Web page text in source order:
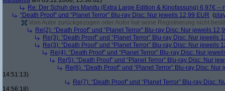
Re: Der Schuh des Manitu (Extra Large Edition & Kinofassung) 6,97€ --
“Death Proof” und “Planet Terror” Blu-ray Disc: Nur jeweils 12,99 EUR (
Vom Autor zurückgezogen oder Autor hat seine Registrierung nicht
Re(2): “Death Proof” und “Planet Terror” Blu-ray Disc: Nur jeweils
Re(3): “Death Proof” und “Planet Terror” Blu-ray Disc: Nur jeweils
Re(3): “Death Proof” und “Planet Terror” Blu-ray Disc: Nur jeweils
Re(4): “Death Proof” und “Planet Terror” Blu-ray Disc: Nur
Re(5): “Death Proof” und “Planet Terror” Blu-ray Disc: Nur
Re(6): “Death Proof” und “Planet Terror” Blu-ray Disc:
14:51:13)
Re(7): “Death Proof” und “Planet Terror” Blu-ray Disc:
14:56:18)